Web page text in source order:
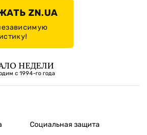
ZN.UA
НЕДЕЛИ
с 1994-го года
Социальная защита